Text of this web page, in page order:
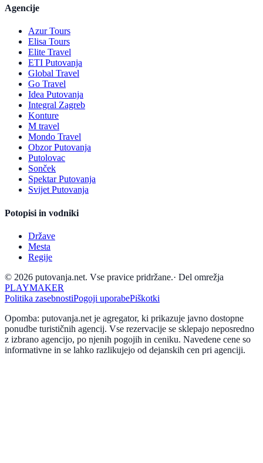
Agencije
Azur Tours
Elisa Tours
Elite Travel
ETI Putovanja
Global Travel
Go Travel
Idea Putovanja
Integral Zagreb
Konture
M travel
Mondo Travel
Obzor Putovanja
Putolovac
Sonček
Spektar Putovanja
Svijet Putovanja
Potopisi in vodniki
Države
Mesta
Regije
© 2026 putovanja.net. Vse pravice pridržane.· Del omrežja
PLAYMAKER
Politika zasebnostiPogoji uporabePiškotki
Opomba: putovanja.net je agregator, ki prikazuje javno dostopne
ponudbe turističnih agencij. Vse rezervacije se sklepajo neposredno
z izbrano agencijo, po njenih pogojih in ceniku. Navedene cene so
informativne in se lahko razlikujejo od dejanskih cen pri agenciji.